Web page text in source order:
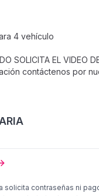
4 vehículo
SOLICITA EL VIDEO
contáctenos por
solicita contraseñas ni